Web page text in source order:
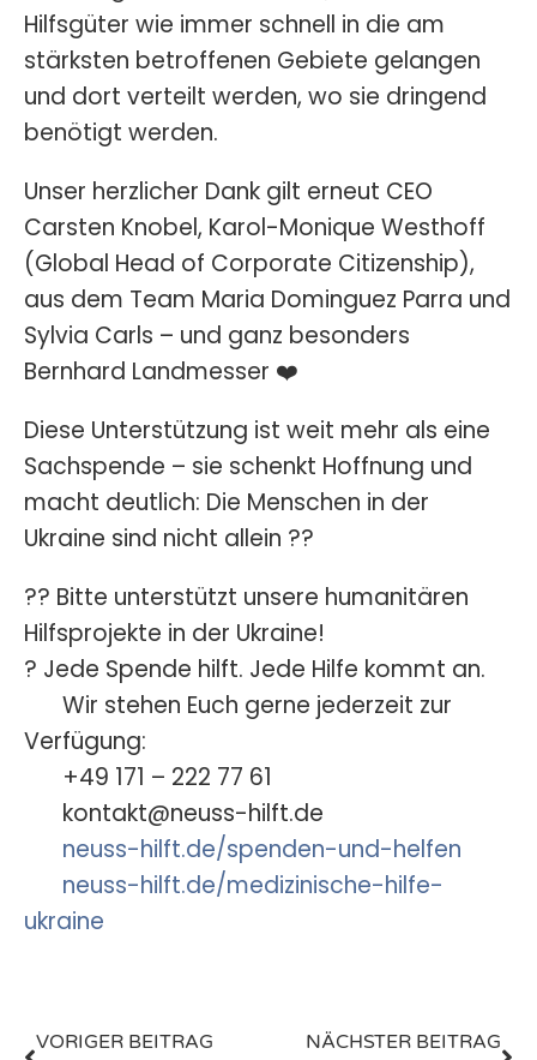
Hilfsgüter wie immer schnell in die am
stärksten betroffenen Gebiete gelangen
und dort verteilt werden, wo sie dringend
benötigt werden.
Unser herzlicher Dank gilt erneut CEO
Carsten Knobel, Karol-Monique Westhoff
(Global Head of Corporate Citizenship),
aus dem Team Maria Dominguez Parra und
Sylvia Carls – und ganz besonders
Bernhard Landmesser ❤️
Diese Unterstützung ist weit mehr als eine
Sachspende – sie schenkt Hoffnung und
macht deutlich: Die Menschen in der
Ukraine sind nicht allein ??
?? Bitte unterstützt unsere humanitären
Hilfsprojekte in der Ukraine!
? Jede Spende hilft. Jede Hilfe kommt an.
Wir stehen Euch gerne jederzeit zur
Verfügung:
+49 171 – 222 77 61
kontakt@neuss-hilft.de
neuss-hilft.de/spenden-und-helfen
neuss-hilft.de/medizinische-hilfe-
ukraine
VORIGER BEITRAG NÄCHSTER BEITRAG